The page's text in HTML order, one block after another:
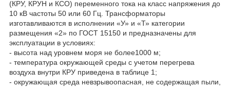
(КРУ, КРУН и КСО) переменного тока на класс напряжения до
10 кВ частоты 50 или 60 Гц. Трансформаторы
изготавливаются в исполнении «У» и «Т» категории
размещения «2» по ГОСТ 15150 и предназначены для
эксплуатации в условиях:
- высота над уровнем моря не более1000 м;
- температура окружающей среды с учетом перегрева
воздуха внутри КРУ приведена в таблице 1;
- окружающая среда невзрывоопасная, не содержащая пыли,